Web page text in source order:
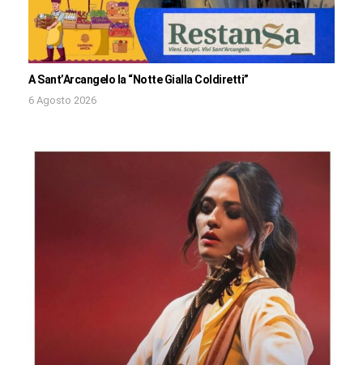
A Sant’Arcangelo la “Notte Gialla Coldiretti”
6 Agosto 2026